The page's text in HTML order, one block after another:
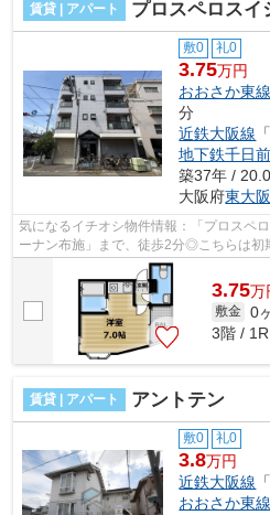
賃貸 | アパート プロスペロスイ
敷0 礼0
3.75万円
おおさか東線
分
近鉄大阪線
地下鉄千日
築37年 /
大阪府東大
気になるイチオシ物件情報：「プロスペ
ーナン布施」まで、徒歩2分◎こちらは初
ける物件なので、支払い手続きの手間が省
3.75万
敷金 0
3階 /
賃貸 | アパート アントテン
敷0 礼0
3.8万円
近鉄大阪線
おおさか東線